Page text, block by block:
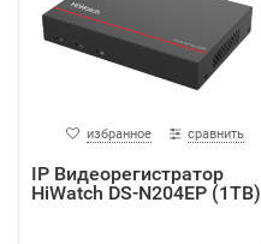
избранное сравнить
IP Видеорегистратор
HiWatch DS-N204EP (1TB)